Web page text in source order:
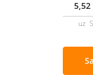
5,52
uz